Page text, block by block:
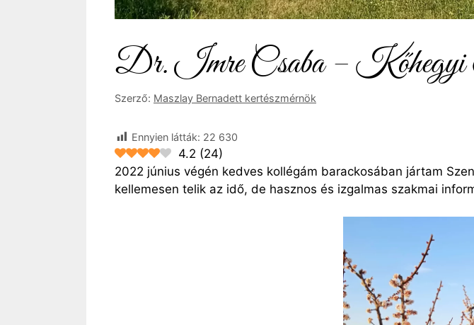
Dr. Imre Csaba – Kőhegyi
Szerző: Maszlay Bernadett kertészmérnök
Ennyien látták: 22 630
4.2 (24)
2022 június végén kedves kollégám barackosában jártam
kellemesen telik az idő, de hasznos és izgalmas szakmai